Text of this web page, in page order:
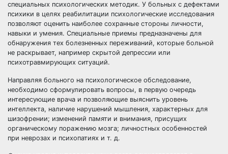
специальных психологических методик. У больных с дефектами
психики в целях реабилитации психологические исследования
позволяют оценить наиболее сохранные стороны личности,
навыки и умения. Специальные приемы предназначены для
обнаружения тех болезненных переживаний, которые больной
не раскрывает, например скрытой депрессии или
психотравмирующих ситуаций.
Направляя больного на психологическое обследование,
необходимо сформулировать вопросы, в первую очередь
интересующие врача и позволяющие выяснить уровень
интеллекта, наличие нарушений мышления, характерных для
шизофрении; изменений памяти и внимания, присущих
органическому поражению мозга; личностных особенностей
при неврозах и психопатиях и т. д.